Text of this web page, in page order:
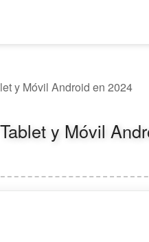
y Móvil Android en 2024
y Móvil